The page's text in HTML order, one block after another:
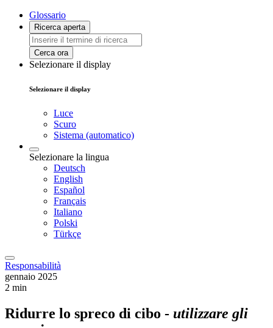
Glossario
Ricerca aperta
Cerca ora
Selezionare il display
Selezionare il display
Luce
Scuro
Sistema (automatico)
Selezionare la lingua
Deutsch
English
Español
Français
Italiano
Polski
Türkçe
Responsabilità
gennaio 2025
2 min
Ridurre lo spreco di cibo - utilizzare gli